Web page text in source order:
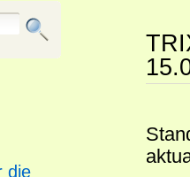
die